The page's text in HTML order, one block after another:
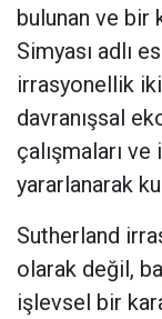
bulunan ve bir
Simyası adlı
irrasyonellik
davranışsal
çalışmaları
yararlanarak
Sutherland
olarak değil,
işlevsel bir